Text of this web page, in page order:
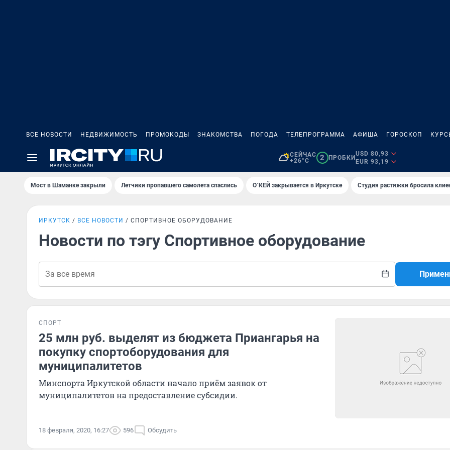
ВСЕ НОВОСТИ НЕДВИЖИМОСТЬ ПРОМОКОДЫ ЗНАКОМСТВА ПОГОДА ТЕЛЕПРОГРАММА АФИША ГОРОСКОП
СЕЙЧАС
+26°C
2 ПРОБКИ
USD 80,93
EUR 93,19
Мост в Шаманке закрыли Летчики пропавшего самолета спаслись О`КЕЙ закрывается в Иркутске Студия растяжки бросила
ИРКУТСК ВСЕ НОВОСТИ СПОРТИВНОЕ ОБОРУДОВАНИЕ
Новости по тэгу Спортивное оборудование
СПОРТ
25 млн руб. выделят из бюджета Приангарья на
покупку спортоборудования для
муниципалитетов
Минспорта Иркутской области начало приём заявок от
муниципалитетов на предоставление субсидии.
18 февраля, 2020, 16:27 596 Обсудить